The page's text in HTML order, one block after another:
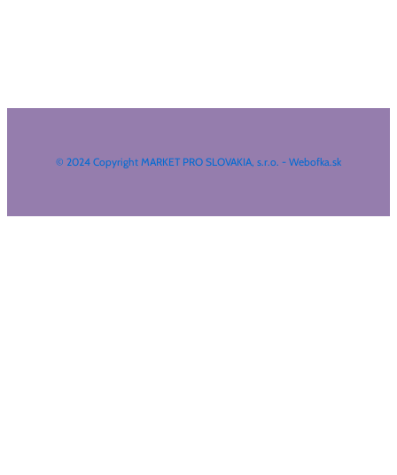
© 2024 Copyright MARKET PRO SLOVAKIA, s.r.o. - Webofka.sk